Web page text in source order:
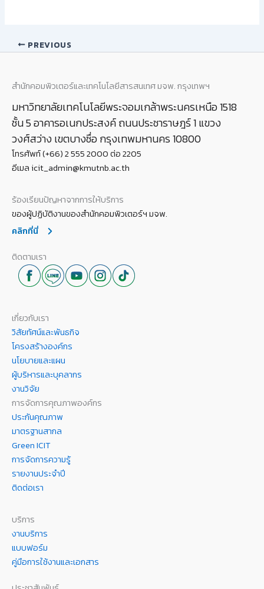
PREVIOUS
สำนักคอมพิวเตอร์และเทคโนโลยีสารสนเทศ มจพ. กรุงเทพฯ
มหาวิทยาลัยเทคโนโลยีพระจอมเกล้าพระนครเหนือ 1518
ชั้น 5 อาคารอเนกประสงค์ ถนนประชาราษฎร์ 1 แขวง
วงศ์สว่าง เขตบางซื่อ กรุงเทพมหานคร 10800
โทรศัพท์ (+66) 2 555 2000 ต่อ 2205
อีเมล icit_admin@kmutnb.ac.th
ร้องเรียนปัญหาจากการให้บริการ
ของผู้ปฏิบัติงานของสำนักคอมพิวเตอร์ฯ มจพ.
คลิกที่นี่
ติดตามเรา
เกี่ยวกับเรา
วิสัยทัศน์และพันธกิจ
โครงสร้างองค์กร
นโยบายและแผน
ผู้บริหารและบุคลากร
งานวิจัย
การจัดการคุณภาพองค์กร
ประกันคุณภาพ
มาตรฐานสากล
Green ICIT
การจัดการความรู้
รายงานประจำปี
ติดต่อเรา
บริการ
งานบริการ
แบบฟอร์ม
คู่มือการใช้งานและเอกสาร